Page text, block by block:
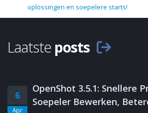
oplossingen en soepelere starts!
Laatste posts
6
Apr
OpenShot 3.5.1: Snellere
Soepeler Bewerken,